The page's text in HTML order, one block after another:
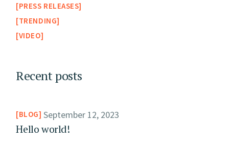
PRESS RELEASES
TRENDING
VIDEO
Recent posts
BLOG September 12, 2023
Hello world!